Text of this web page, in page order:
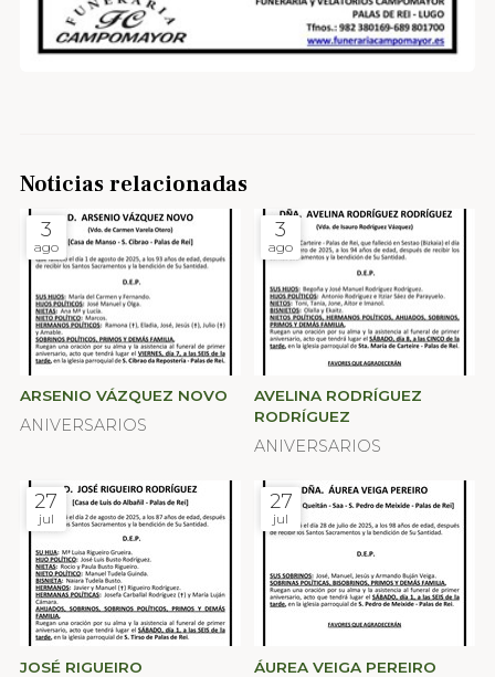
Noticias relacionadas
3
ago
ARSENIO VÁZQUEZ NOVO
ANIVERSARIOS
3
ago
AVELINA RODRÍGUEZ
RODRÍGUEZ
ANIVERSARIOS
27
jul
JOSÉ RIGUEIRO
27
jul
ÁUREA VEIGA PEREIRO